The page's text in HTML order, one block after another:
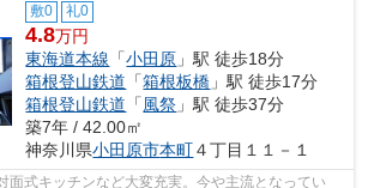
敷0 礼0
4.8万円
東海道本線 「小田原 」駅 徒歩18分
箱根登山鉄道 「箱根板橋 」駅 徒歩17分
箱根登山鉄道 「風祭 」駅 徒歩37分
築7年 / 42.00㎡
神奈川県小田原市本町４丁目１１－１
面式キッチンなど大変充実。今や主流となってい